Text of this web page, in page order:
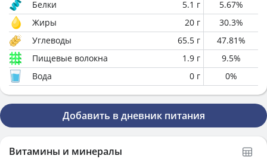
Белки
5.1 г 5.67%
Жиры
20 г 30.3%
Углеводы
65.5 г 47.81%
Пищевые волокна
1.9 г 9.5%
Вода
0 г 0%
Добавить в дневник питания
Витамины и минералы